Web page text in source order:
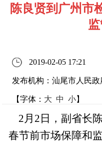
陈良贤到广州市
2019-02-05 17:21
发布机构：汕尾市人民
【字体： 大 中 小】
2月2日，副省长
春节前市场保障和